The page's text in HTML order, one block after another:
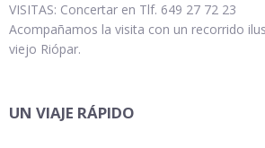
VISITAS: Concertar en Tlf. 649 27 72 23
Acompañamos la visita con un recorrido
viejo Riópar.
UN VIAJE RÁPIDO